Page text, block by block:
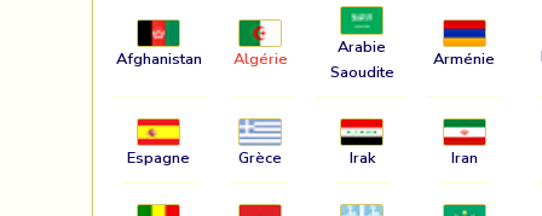
Afghanistan Algérie
Arabie
Saoudite
Arménie
Espagne Grèce Irak Iran